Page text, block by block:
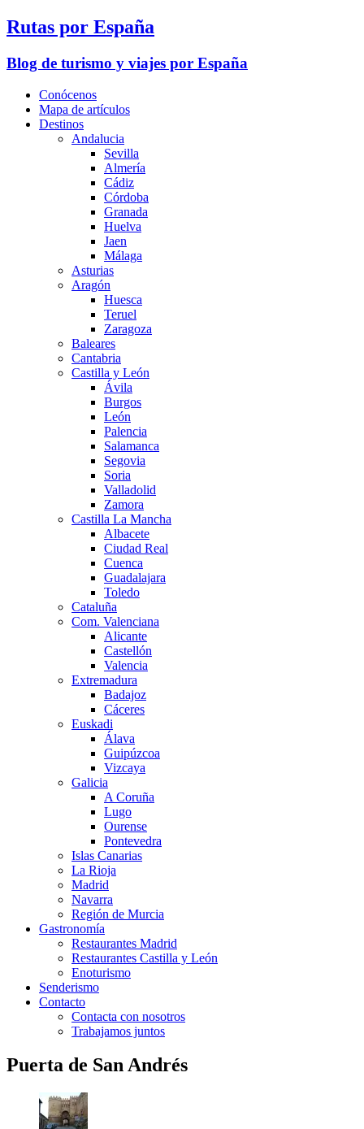
Rutas por España
Blog de turismo y viajes por España
Conócenos
Mapa de artículos
Destinos
Andalucia
Sevilla
Almería
Cádiz
Córdoba
Granada
Huelva
Jaen
Málaga
Asturias
Aragón
Huesca
Teruel
Zaragoza
Baleares
Cantabria
Castilla y León
Ávila
Burgos
León
Palencia
Salamanca
Segovia
Soria
Valladolid
Zamora
Castilla La Mancha
Albacete
Ciudad Real
Cuenca
Guadalajara
Toledo
Cataluña
Com. Valenciana
Alicante
Castellón
Valencia
Extremadura
Badajoz
Cáceres
Euskadi
Álava
Guipúzcoa
Vizcaya
Galicia
A Coruña
Lugo
Ourense
Pontevedra
Islas Canarias
La Rioja
Madrid
Navarra
Región de Murcia
Gastronomía
Restaurantes Madrid
Restaurantes Castilla y León
Enoturismo
Senderismo
Contacto
Contacta con nosotros
Trabajamos juntos
Puerta de San Andrés